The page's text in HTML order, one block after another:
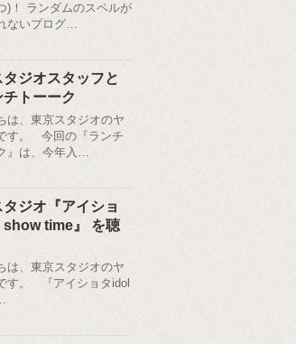
)！ ランダムのスペルが
ないプログ…
ジオスタッフと
トーーク
は、東京スタジオのヤ
す。 今回の『ランチ
』は、今年入…
ジオ『アイショ
show time』 を聴
は、東京スタジオのヤ
す。 『アイショタidol